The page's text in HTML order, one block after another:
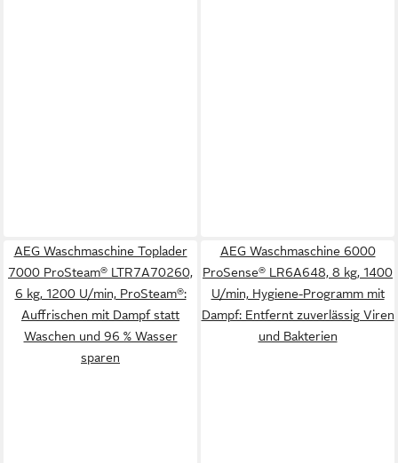
AEG Waschmaschine Toplader
7000 ProSteam® LTR7A70260,
6 kg, 1200 U/min, ProSteam®:
Auffrischen mit Dampf statt
Waschen und 96 % Wasser
sparen
AEG Waschmaschine 6000
ProSense® LR6A648, 8 kg, 1400
U/min, Hygiene-Programm mit
Dampf: Entfernt zuverlässig Viren
und Bakterien